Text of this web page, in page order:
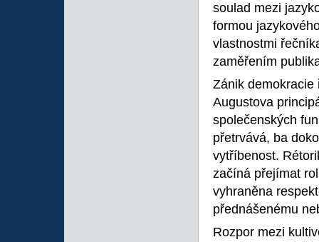
soulad mezi
formou
vlastnostmi
zaměřením
Zánik demokracie
Augustova
společenských
přetrvává, ba
vytříbenost.
začíná přejímat
vyhraněna
přednášenému
Rozpor mezi